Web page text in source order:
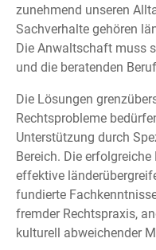
zunehmend unseren
Sachverhalte gehören
Die Anwaltschaft muss
und die beratenden
Die Lösungen
Rechtsprobleme
Unterstützung durch
Bereich. Die
effektive
fundierte
fremder Rechtspraxis,
kulturell abweichender